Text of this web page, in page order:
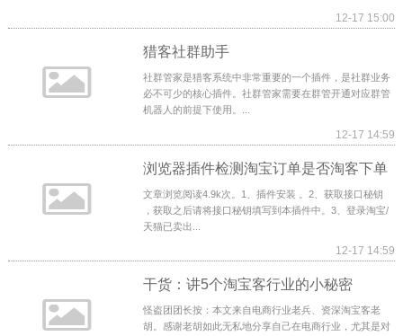
12-17 15:00
猎客社群助手
社群管家是猎客系统中非常重要的一个插件，是社群业务
必不可少的核心插件。社群管家需要在群管开通对应群管
机器人的前提下使用。...
12-17 14:59
浏览器插件检测淘宝订单是否淘客下单
文章浏览阅读4.9k次。1、插件安装 。2、获取接口秘钥
，获取之后请将接口秘钥填写到本插件中。3、登录淘宝/
天猫已卖出...
12-17 14:59
干货：讲5个淘宝客行业的小秘密
怪盗团团长按：本文来自电商行业老兵、资深淘宝客老
胡。感谢老胡如此无私地分享自己在电商行业，尤其是对